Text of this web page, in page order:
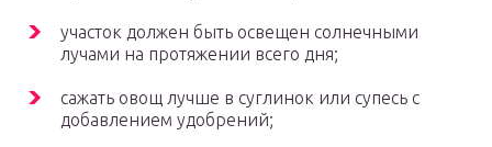
участок должен быть освещен солнечными
лучами на протяжении всего дня;
сажать овощ лучше в суглинок или супесь с
добавлением удобрений;